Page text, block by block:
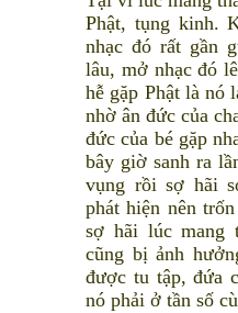
Phật, tụng kinh.
nhạc đó rất gần
lâu, mở nhạc đó
hễ gặp Phật là nó
nhờ ân đức của
đức của bé gặp
bây giờ sanh ra
vụng rồi sợ hãi
phát hiện nên
sợ hãi lúc mang
cũng bị ảnh
được tu tập, đứa
nó phải ở tần số